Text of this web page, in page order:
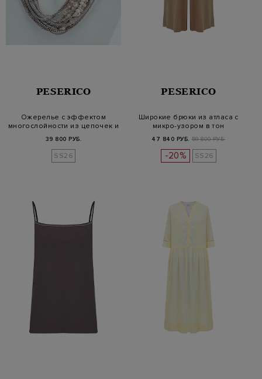
PESERICO
Ожерелье с эффектом
многослойности из цепочек и
39 800 РУБ.
SS26
PESERICO
Широкие брюки из атласа с
микро-узором в тон
47 840 РУБ. 59 800 РУБ.
-20% SS26